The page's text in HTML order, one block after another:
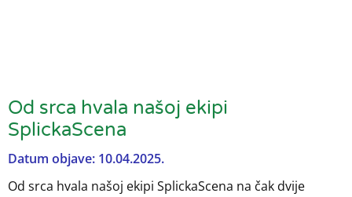
Od srca hvala našoj ekipi
SplickaScena
Datum objave: 10.04.2025.
Od srca hvala našoj ekipi SplickaScena na čak dvije